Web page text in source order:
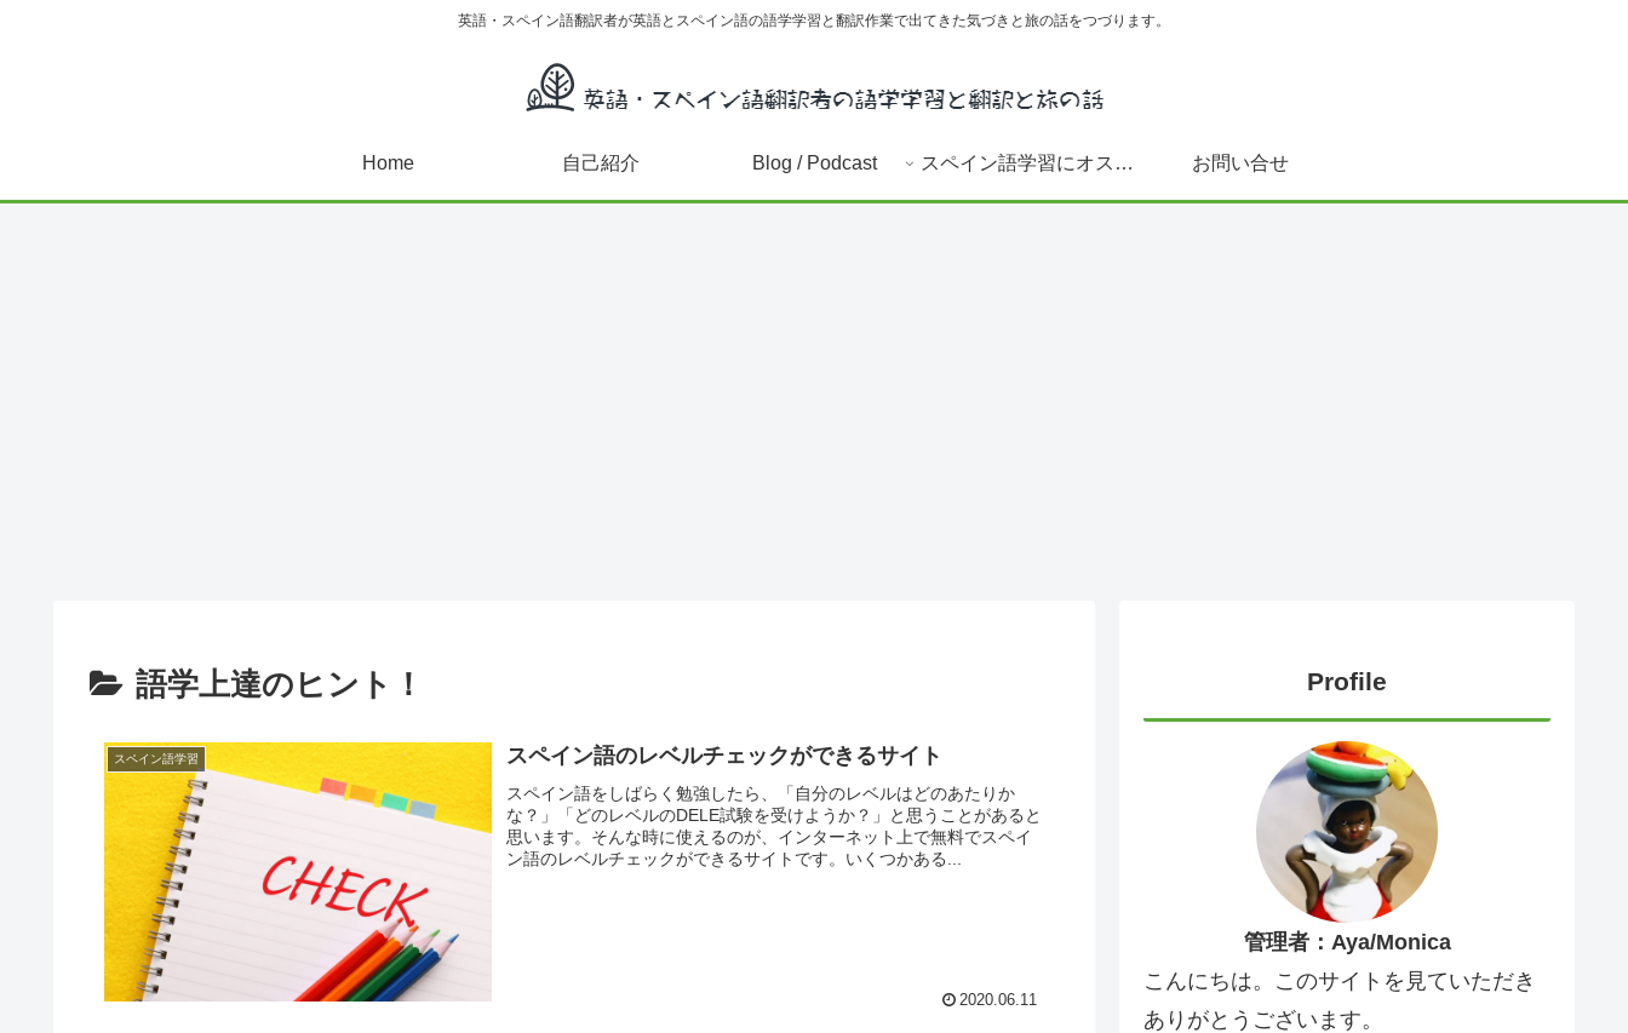
英語・スペイン語翻訳者が英語とスペイン語の語学学習と翻訳作業で出てきた気づきと旅の話をつづります。
Home 自己紹介 Blog / Podcast スペイン語学習にオススメ書籍(文法～DELE対策まで) お問い合せ
語学上達のヒント！
スペイン語学習 スペイン語のレベルチェックができるサイト
スペイン語をしばらく勉強したら、「自分のレベルはどのあたりか
な？」「どのレベルのDELE試験を受けようか？」と思うことがあると
思います。そんな時に使えるのが、インターネット上で無料でスペイ
ン語のレベルチェックができるサイトです。いくつかある...
2020.06.11
Profile
管理者：Aya/Monica
こんにちは。このサイトを見ていただき
ありがとうございます。